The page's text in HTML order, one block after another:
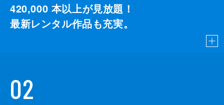
420,000 本以上が見放題！
最新レンタル作品も充実。
02